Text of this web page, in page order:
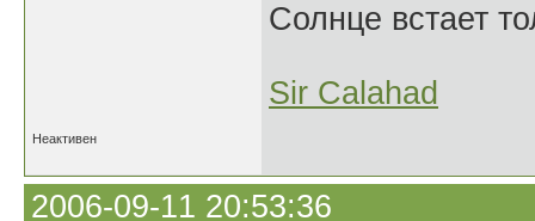
Солнце встает
Sir Calahad
Неактивен
2006-09-11 20:53:36